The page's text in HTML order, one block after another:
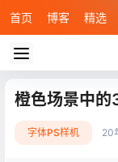
首页 博客 精选
橙色场景中
字体PS样机 20